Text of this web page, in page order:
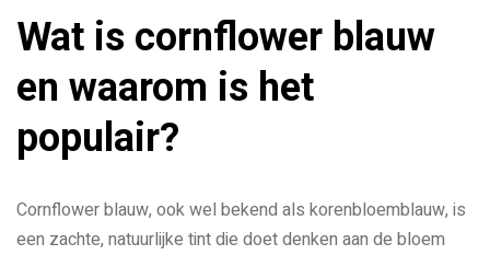
Wat is cornflower blauw
en waarom is het
populair?
Cornflower blauw, ook wel bekend als korenbloemblauw, is
een zachte, natuurlijke tint die doet denken aan de bloem